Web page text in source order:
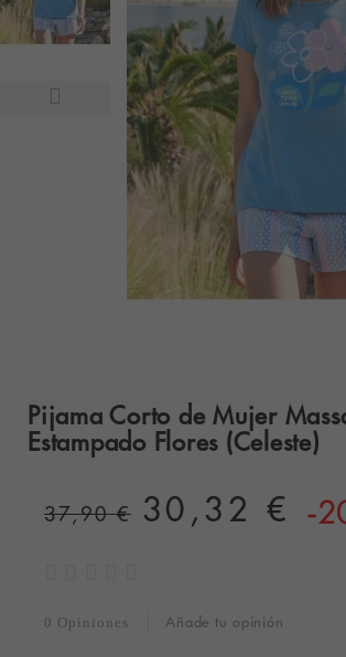
Pijama Corto de Mujer
Estampado Flores (Celeste)
37,90 € 30,32 € -
0 Opiniones Añade tu opinión